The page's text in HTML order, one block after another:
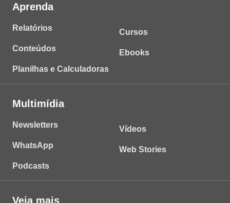
Aprenda
Relatórios
Conteúdos
Planilhas e Calculadoras
Cursos
Ebooks
Multimídia
Newsletters
WhatsApp
Podcasts
Vídeos
Web Stories
Veja mais